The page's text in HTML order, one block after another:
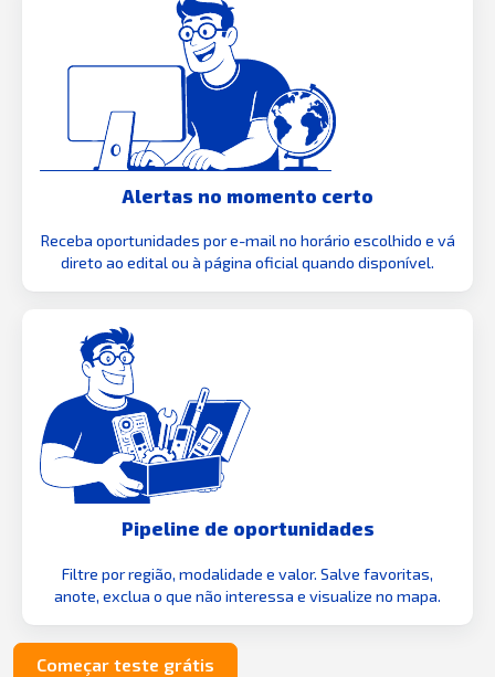
Alertas no momento certo
Receba oportunidades por e-mail no horário escolhido e vá
direto ao edital ou à página oficial quando disponível.
Pipeline de oportunidades
Filtre por região, modalidade e valor. Salve favoritas,
anote, exclua o que não interessa e visualize no mapa.
Começar teste grátis